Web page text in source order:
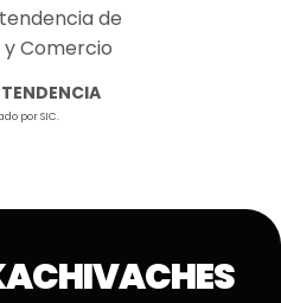
por SIC.